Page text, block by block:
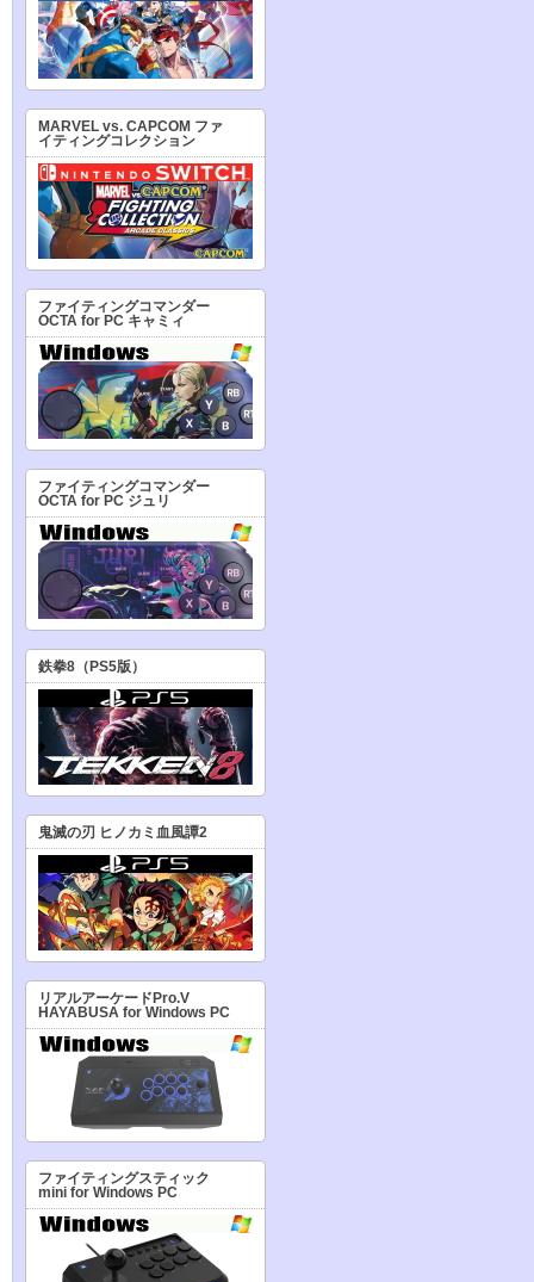
MARVEL vs. CAPCOM ファ
イティングコレクション
ファイティングコマンダー
OCTA for PC キャミィ
ファイティングコマンダー
OCTA for PC ジュリ
鉄拳8（PS5版）
鬼滅の刃 ヒノカミ血風譚2
リアルアーケードPro.V
HAYABUSA for Windows PC
ファイティングスティック
mini for Windows PC